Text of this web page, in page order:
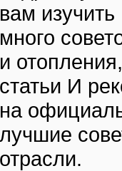
вам изучить
много
и
статьи И
на
лучшие
отрасли.